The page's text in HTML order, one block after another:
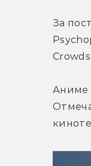
За
Аниме